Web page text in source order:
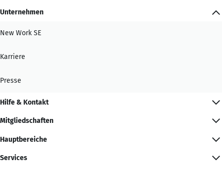
Unternehmen
New Work SE
Karriere
Presse
Hilfe & Kontakt
Mitgliedschaften
Hauptbereiche
Services